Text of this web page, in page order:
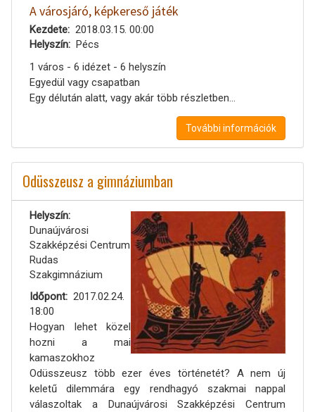
A városjáró, képkereső játék
Kezdete
2018.03.15. 00:00
Helyszín
Pécs
1 város - 6 idézet - 6 helyszín
Egyedül vagy csapatban
Egy délután alatt, vagy akár több részletben...
További információk
Odüsszeusz a gimnáziumban
Helyszín
Dunaújvárosi
Szakképzési Centrum
Rudas
Szakgimnázium
Időpont
2017.02.24.
18:00
Hogyan lehet közel
hozni a mai
kamaszokhoz
Odüsszeusz több ezer éves történetét? A nem új
keletű dilemmára egy rendhagyó szakmai nappal
válaszoltak a Dunaújvárosi Szakképzési Centrum